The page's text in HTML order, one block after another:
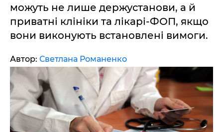
можуть не лише держустанови, а й
приватні клініки та лікарі-ФОП, якщо
вони виконують встановлені вимоги.
Автор: Светлана Романенко